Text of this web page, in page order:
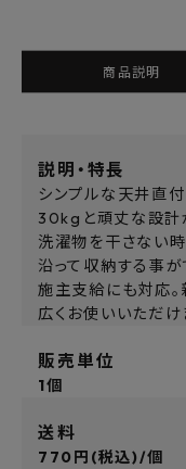
商品説明
説明・特長
シンプルな天井直
30kgと頑丈な設計
洗濯物を干さない
沿って収納する事が
施主支給にも対応。
広くお使いいただけ
販売単位
1個
送料
770円(税込)/個